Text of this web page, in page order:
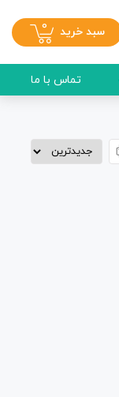
سبد خرید 0
تماس با ما